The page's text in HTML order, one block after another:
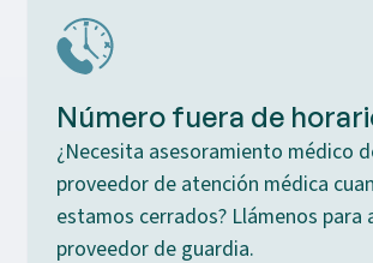
Número fuera de
¿Necesita asesoramiento médico
proveedor de atención médica
estamos cerrados? Llámenos para
proveedor de guardia.